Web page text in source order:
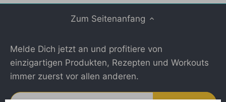
Zum Seitenanfang
Melde Dich jetzt an und profitiere von
einzigartigen Produkten, Rezepten und Workouts
immer zuerst vor allen anderen.